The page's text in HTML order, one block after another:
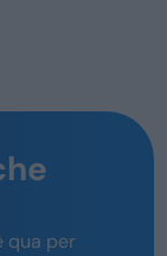
qua per